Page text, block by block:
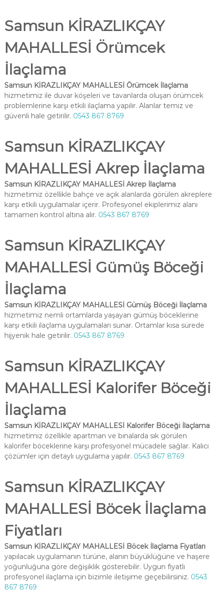
Samsun KİRAZLIKÇAY
MAHALLESİ Örümcek
İlaçlama
Samsun KİRAZLIKÇAY MAHALLESİ Örümcek İlaçlama
hizmetimiz ile duvar köşeleri ve tavanlarda oluşan örümcek
problemlerine karşı etkili ilaçlama yapılır. Alanlar temiz ve
güvenli hale getirilir. 0543 867 8769
Samsun KİRAZLIKÇAY
MAHALLESİ Akrep İlaçlama
Samsun KİRAZLIKÇAY MAHALLESİ Akrep İlaçlama
hizmetimiz özellikle bahçe ve açık alanlarda görülen akreplere
karşı etkili uygulamalar içerir. Profesyonel ekiplerimiz alanı
tamamen kontrol altına alır. 0543 867 8769
Samsun KİRAZLIKÇAY
MAHALLESİ Gümüş Böceği
İlaçlama
Samsun KİRAZLIKÇAY MAHALLESİ Gümüş Böceği İlaçlama
hizmetimiz nemli ortamlarda yaşayan gümüş böceklerine
karşı etkili ilaçlama uygulamaları sunar. Ortamlar kısa sürede
hijyenik hale getirilir. 0543 867 8769
Samsun KİRAZLIKÇAY
MAHALLESİ Kalorifer Böceği
İlaçlama
Samsun KİRAZLIKÇAY MAHALLESİ Kalorifer Böceği İlaçlama
hizmetimiz özellikle apartman ve binalarda sık görülen
kalorifer böceklerine karşı profesyonel mücadele sağlar. Kalıcı
çözümler için detaylı uygulama yapılır. 0543 867 8769
Samsun KİRAZLIKÇAY
MAHALLESİ Böcek İlaçlama
Fiyatları
Samsun KİRAZLIKÇAY MAHALLESİ Böcek İlaçlama Fiyatları
yapılacak uygulamanın türüne, alanın büyüklüğüne ve haşere
yoğunluğuna göre değişiklik gösterebilir. Uygun fiyatlı
profesyonel ilaçlama için bizimle iletişime geçebilirsiniz. 0543
867 8769